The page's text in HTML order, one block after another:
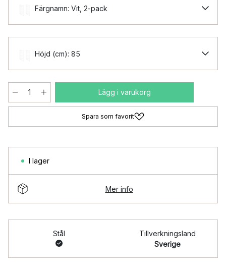
Färgnamn: Vit, 2-pack
Höjd (cm): 85
Lägg i varukorg
Spara som favorit
I lager
Mer info
Stål
Tillverkningsland
Sverige